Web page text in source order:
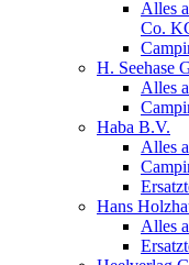
Alles
Co.
H. Seehase
Alles
Haba B.V.
Alles
Hans
Alles